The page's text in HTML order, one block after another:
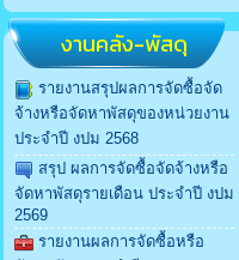
งานคลัง-พัสดุ
รายงานสรุปผลการจัดซื้อจัด
จ้างหรือจัดหาพัสดุของหน่วยงาน
ประจำปี งปม 2568
สรุป ผลการจัดซื้อจัดจ้างหรือ
จัดหาพัสดุรายเดือน ประจำปี งปม
2569
รายงานผลการจัดซื้อหรือ